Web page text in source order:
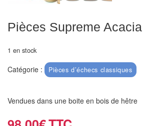
Echiquiers
clubs
Ecoles
&
Echiquiers
muraux/Plein
Pièces Supreme Acacia
1 en stock
Catégorie : Pièces d’échecs classiques
Vendues dans une boite en bois de hêtre